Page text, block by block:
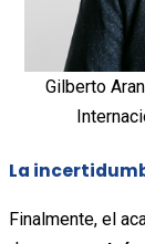
Gilberto
La
Finalmente, el